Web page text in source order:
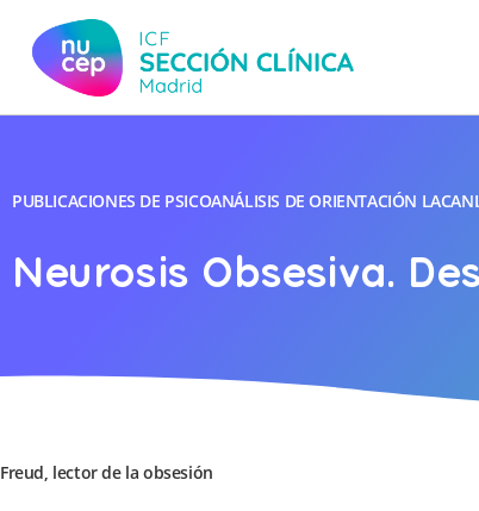
PUBLICACIONES DE PSICOANÁLISIS DE ORIENTACIÓN
Neurosis Obsesiva.
Freud, lector de la obsesión